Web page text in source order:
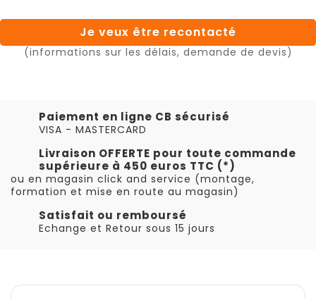
Je veux être recontacté
(informations sur les délais, demande de devis)
Paiement en ligne CB sécurisé
VISA - MASTERCARD
Livraison OFFERTE pour toute commande
supérieure à 450 euros TTC (*)
ou en magasin click and service (montage,
formation et mise en route au magasin)
Satisfait ou remboursé
Echange et Retour sous 15 jours